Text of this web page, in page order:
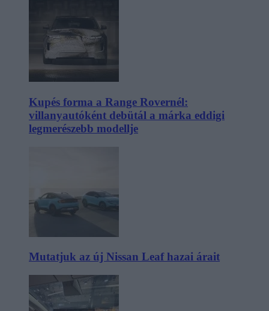
Kupés forma a Range Rovernél:
villanyautóként debütál a márka eddigi
legmerészebb modellje
Mutatjuk az új Nissan Leaf hazai árait